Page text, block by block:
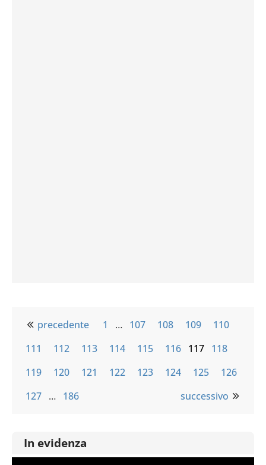
precedente 1 … 107 108 109
110
111
112 113 114 115 116 117 118
119
120 121 122 123 124 125
126
127 … 186 successivo
In evidenza